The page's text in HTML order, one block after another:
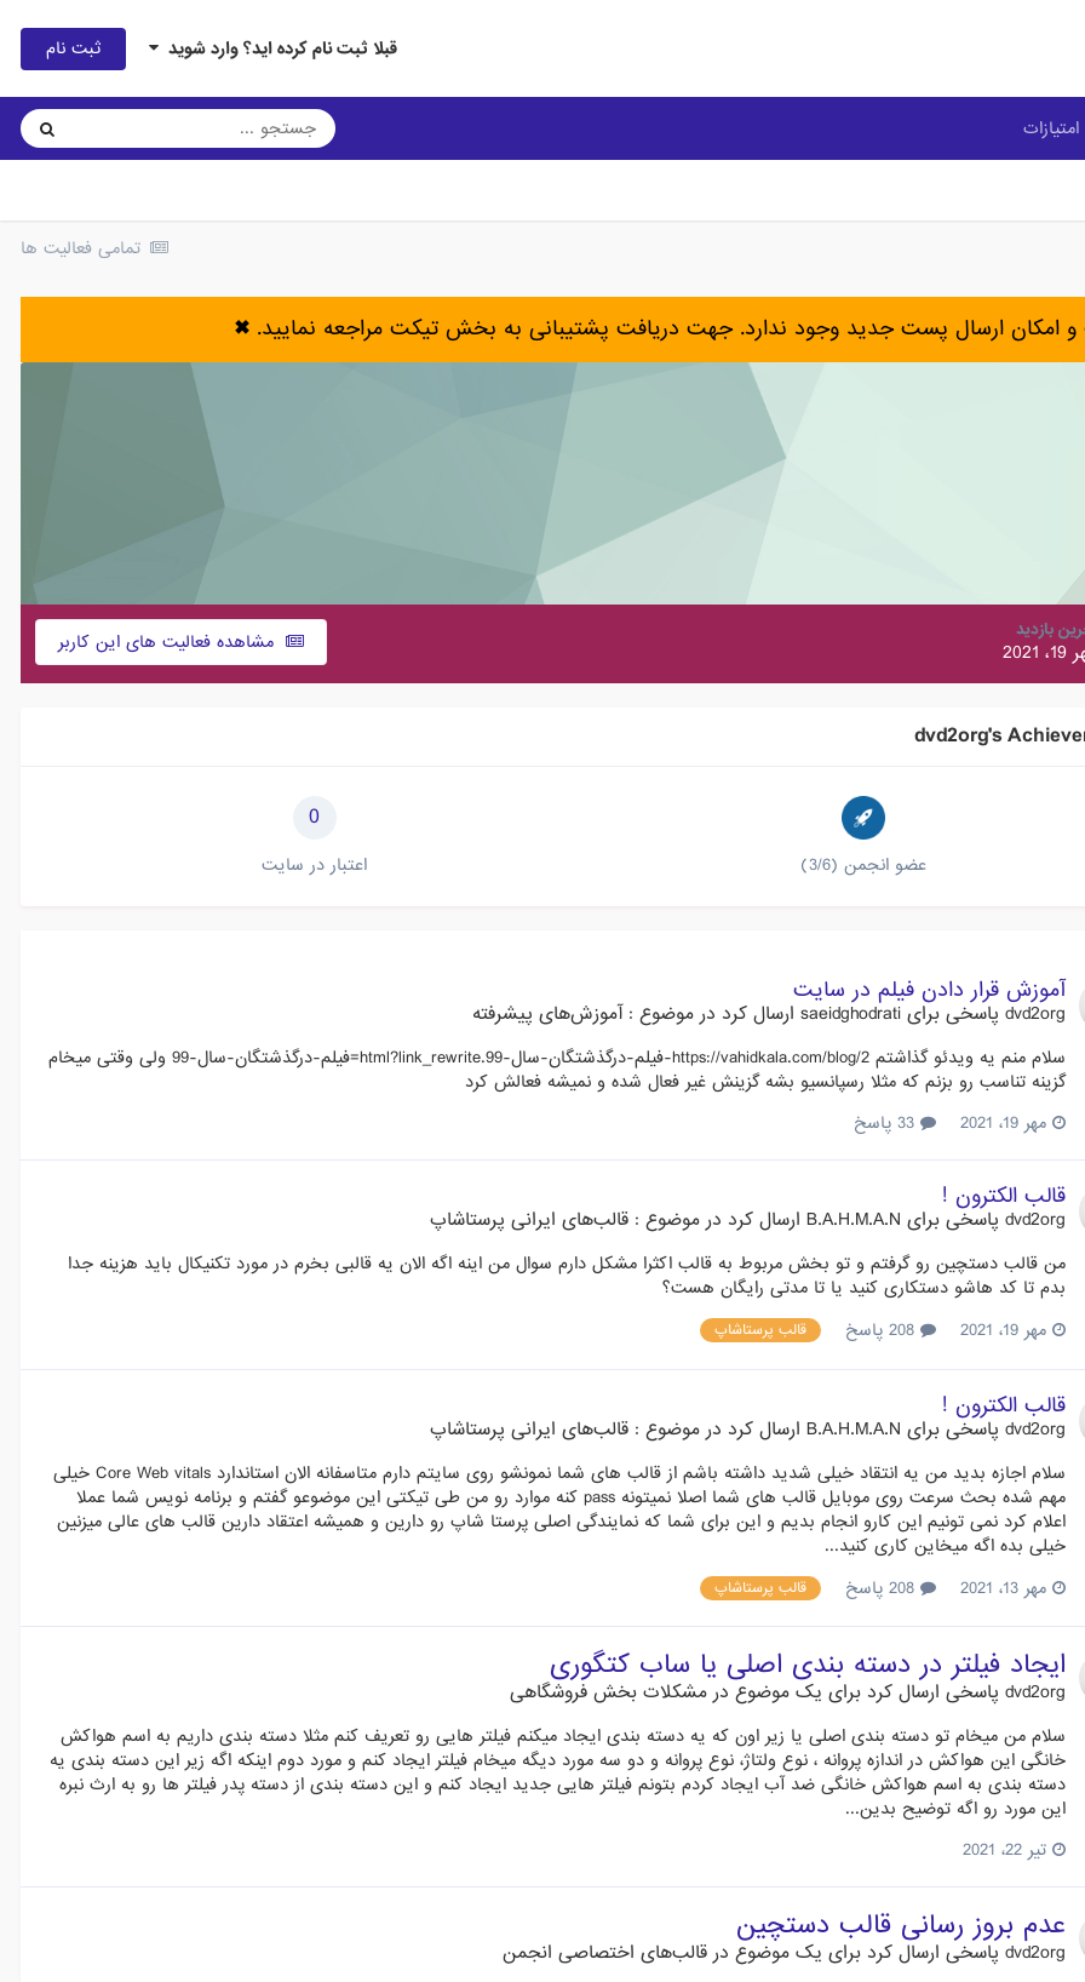
قبلا ثبت نام کرده اید؟ وارد شوید ثبت نام
تمامی فعالیت ها
ارسال پست جدید وجود ندارد. جهت دریافت پشتیبانی به بخش تیکت مراجعه نمایید.✖
مشاهده فعالیت های این کاربر بازدید
dvd2org's
عضو انجمن (3/6)
0
اعتبار در سایت
آموزش قرار دادن فیلم در سایت
dvd2org پاسخی برای saeidghodrati ارسال کرد در موضوع :آموزش‌های پیشرفته
سلام منم یه ویدئو گذاشتم https://vahidkala.com/blog/2-فیلم-درگذشتگان-سال-99.html?link_rewrite=فیلم-درگذشتگان-سال-99 ولی وقتی میخام
گزینه تناسب رو بزنم که مثلا رسپانسیو بشه گزینش غیر فعال شده و نمیشه فعالش کرد
مهر 19، 2021
قالب الکترون !
dvd2org پاسخی برای B.A.H.M.A.N ارسال کرد در موضوع : قالب‌های ایرانی پرستاشاپ
من قالب دستچین رو گرفتم و تو بخش مربوط به قالب اکثرا مشکل دارم سوال من اینه اگه الان یه قالبی بخرم در مورد تکنیکال باید هزینه جدا
بدم تا کد هاشو دستکاری کنید یا تا مدتی رایگان هست؟
مهر 19، 2021
قالب پرستاشاپ
قالب الکترون !
dvd2org پاسخی برای B.A.H.M.A.N ارسال کرد در موضوع : قالب‌های ایرانی پرستاشاپ
سلام اجازه بدید من یه انتقاد خیلی شدید داشته باشم از قالب های شما نمونشو روی سایتم دارم متاسفانه الان استاندارد Core Web vitals خیلی
مهم شده بحث سرعت روی موبایل قالب های شما اصلا نمیتونه pass کنه موارد رو من طی تیکتی این موضوعو گفتم و برنامه نویس شما عملا
اعلام کرد نمی تونیم این کارو انجام بدیم و این برای شما که نمایندگی اصلی پرستا شاپ رو دارین و همیشه اعتقاد دارین قالب های عالی میزنین
خیلی بده اگه میخاین کاری کنید...
مهر 13، 2021
قالب پرستاشاپ
ایجاد فیلتر در دسته بندی اصلی یا ساب کتگوری
dvd2org پاسخی ارسال کرد برای یک موضوع در مشکلات بخش فروشگاهی
سلام من میخام تو دسته بندی اصلی یا زیر اون که یه دسته بندی ایجاد میکنم فیلتر هایی رو تعریف کنم مثلا دسته بندی داریم به اسم هواکش
خانگی این هواکش در اندازه پروانه ، نوع ولتاژ، نوع پروانه و دو سه مورد دیگه میخام فیلتر ایجاد کنم و مورد دوم اینکه اگه زیر این دسته بندی یه
دسته بندی به اسم هواکش خانگی ضد آب ایجاد کردم بتونم فیلتر هایی جدید ایجاد کنم و این دسته بندی از دسته پدر فیلتر ها رو به ارث نبره
این مورد رو اگه توضیح بدین...
تیر 22، 2021
عدم بروز رسانی قالب دستچین
dvd2org پاسخی ارسال کرد برای یک موضوع در قالب‌های اختصاصی انجمن